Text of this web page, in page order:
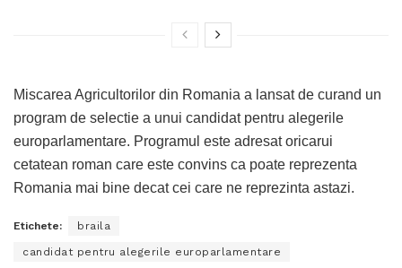
Miscarea Agricultorilor din Romania a lansat de curand un
program de selectie a unui candidat pentru alegerile
europarlamentare. Programul este adresat oricarui
cetatean roman care este convins ca poate reprezenta
Romania mai bine decat cei care ne reprezinta astazi.
Etichete: braila
candidat pentru alegerile europarlamentare